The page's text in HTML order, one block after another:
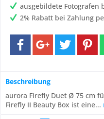
ausgebildete Fotografen
2% Rabatt bei Zahlung
Beschreibung
aurora Firefly Duet Ø 75 cm
Firefly II Beauty Box ist eine...